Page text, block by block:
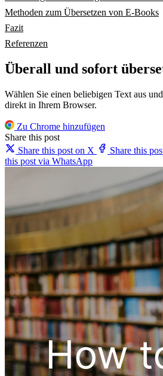
Methoden zum Übersetzen von E-Books
Fazit
Referenzen
Überall und sofort
Wählen Sie einen beliebigen Text aus
direkt in Ihrem Browser.
Zu Chrome hinzufügen
Share this post
Share this post on X
Share this
this post via WhatsApp